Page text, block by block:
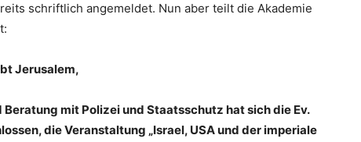
schriftlich angemeldet. Nun aber teilt die Akademie
Jerusalem,
mit Polizei und Staatsschutz hat sich die Ev.
die Veranstaltung „Israel, USA und der imperiale